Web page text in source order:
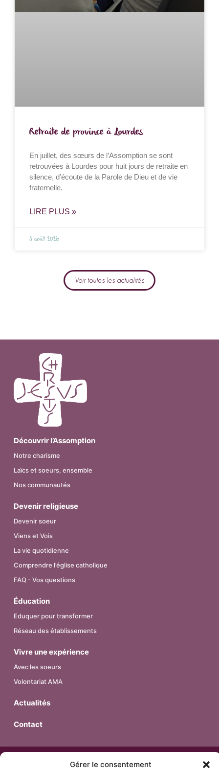
Gérer le consentement
Retraite de province à Lourdes
En juillet, des sœurs de l’Assomption se sont
retrouvées à Lourdes pour huit jours de retraite en
silence, d’écoute de la Parole de Dieu et de vie
fraternelle.
LIRE PLUS »
3 août 2026
Voir toutes les actualités
Découvrir l’Assomption
Notre charisme
Laïcs et soeurs, ensemble
Nos communautés
Devenir religieuse
Devenir soeur
Viens et Vois
La vie quotidienne
Comprendre l’église catholique
FAQ - Vos questions
Éducation
Eduquer pour transformer
Réseau des établissements
Vivre une expérience
Avec les soeurs
Volontariat AMA
Actualités
Contact
© 2026 – Religieuses de l’Assomption – Province de France.
Tous droits réservés.